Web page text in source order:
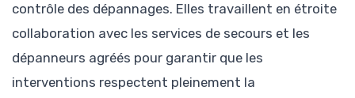
contrôle des dépannages. Elles travaillent en étroite
collaboration avec les services de secours et les
dépanneurs agréés pour garantir que les
interventions respectent pleinement la